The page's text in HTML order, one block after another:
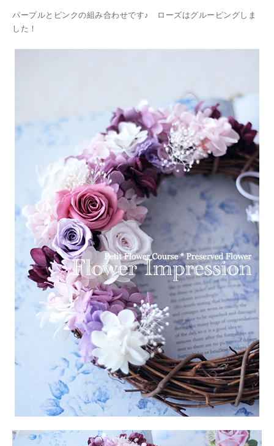
パープルとピンクの組み合わせです♪ ローズはグルーピングしま
した！